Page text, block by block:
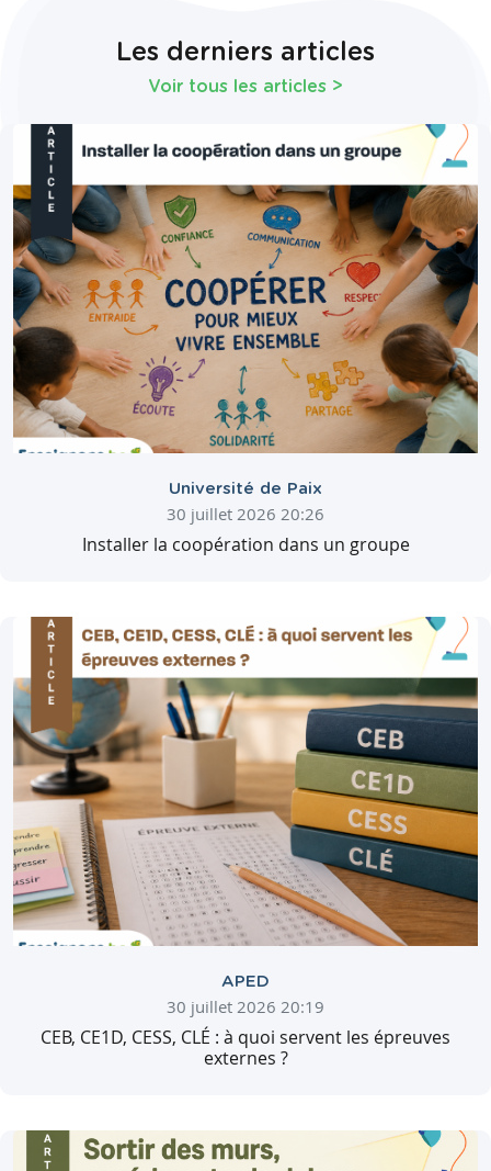
Les derniers articles
Voir tous les articles >
Université de Paix
30 juillet 2026 20:26
Installer la coopération dans un groupe
APED
30 juillet 2026 20:19
CEB, CE1D, CESS, CLÉ : à quoi servent les épreuves
externes ?